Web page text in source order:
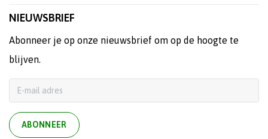
NIEUWSBRIEF
Abonneer je op onze nieuwsbrief om op de hoogte te
blijven.
ABONNEER